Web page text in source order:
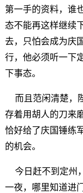
第一手的资料，谁
态不能再这样继续
去，只怕会成为庆
行，他必须听一下
下事态。
而且范闲清楚，
存着用胡人的刀来
恰好给了庆国锤练
的机会。
今日赶不到定州
一夜，哪里知道进